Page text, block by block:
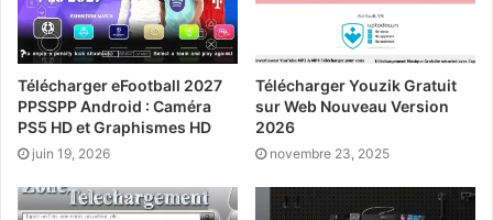
Télécharger eFootball 2027
PPSSPP Android : Caméra
PS5 HD et Graphismes HD
juin 19, 2026
Télécharger Youzik Gratuit
sur Web Nouveau Version
2026
novembre 23, 2025